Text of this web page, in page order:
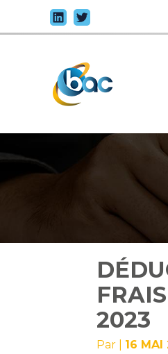
au
contenu
2023
Par 16 MAI